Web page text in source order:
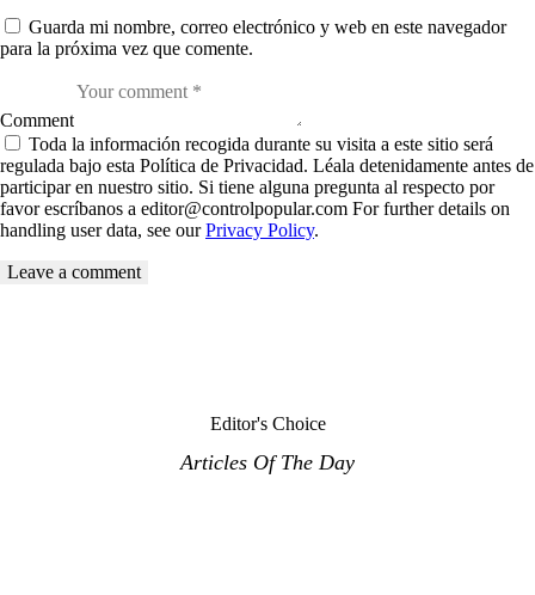
Guarda mi nombre, correo electrónico y web en este navegador
para la próxima vez que comente.
Comment
Toda la información recogida durante su visita a este sitio será
regulada bajo esta Política de Privacidad. Léala detenidamente antes de
participar en nuestro sitio. Si tiene alguna pregunta al respecto por
favor escríbanos a editor@controlpopular.com For further details on
handling user data, see ourPrivacy Policy.
Editor's Choice
Articles Of The Day